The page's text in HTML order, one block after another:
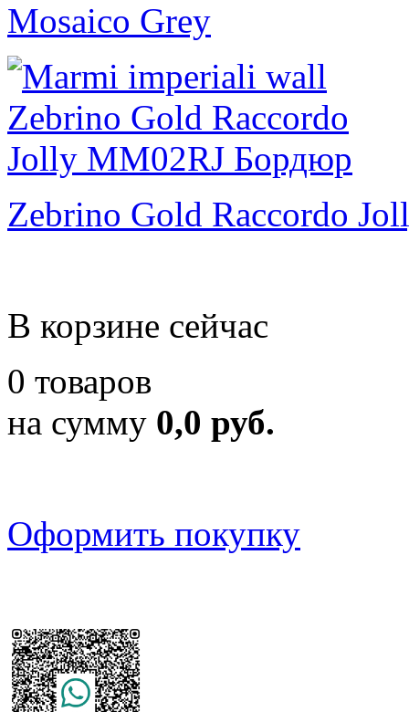
Mosaico Grey
Zebrino Gold Raccordo
В корзине сейчас
0 товаров
на сумму 0,0 руб.
Оформить покупку